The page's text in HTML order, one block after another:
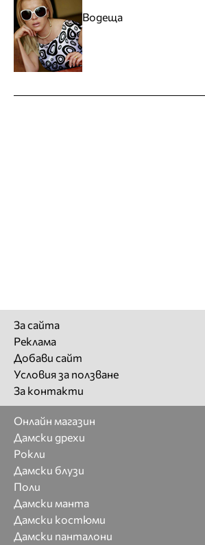
Водеща
За сайта
Реклама
Добави сайт
Условия за ползване
За контакти
Онлайн магазин
Дамски дрехи
Рокли
Дамски блузи
Поли
Дамски манта
Дамски костюми
Дамски панталони